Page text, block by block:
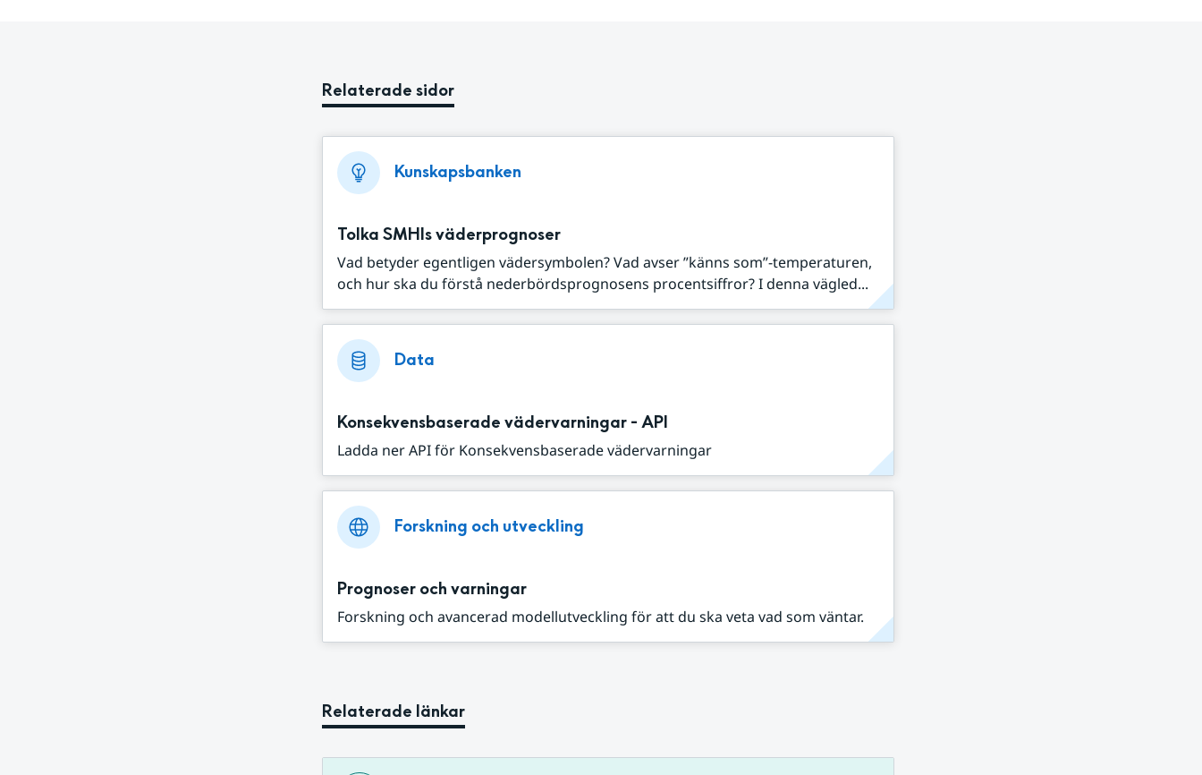
Relaterade sidor
Kunskapsbanken
Tolka SMHIs väderprognoser
Vad betyder egentligen vädersymbolen? Vad avser ”känns som”-temperaturen,
och hur ska du förstå nederbördsprognosens procentsiffror? I denna vägled...
Data
Konsekvensbaserade vädervarningar - API
Ladda ner API för Konsekvensbaserade vädervarningar
Forskning och utveckling
Prognoser och varningar
Forskning och avancerad modellutveckling för att du ska veta vad som väntar.
Relaterade länkar